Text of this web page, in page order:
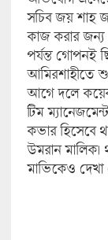
সচিব জয় শাহ
কাজ করার জন্য
পর্যন্ত গোপনই
আমিরশাহীতে
আগে দলে
টিম
কভার হিসেবে
উমরান মালিক।
মাভিকেও দেখা